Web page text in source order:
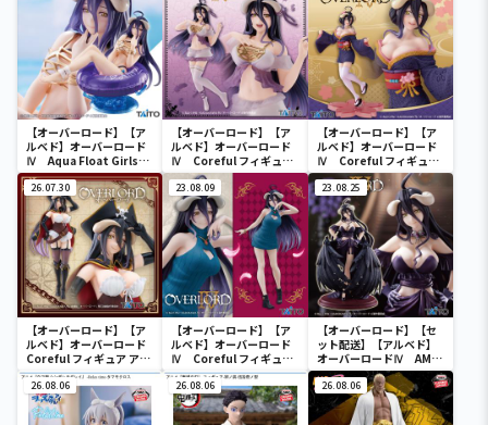
【オーバーロード】【ア
ルベド】オーバーロード
Ⅳ Aqua Float Girlsフ
ィギュア アルベド
【オーバーロード】【ア
ルベド】オーバーロード
Ⅳ Coreful フィギュ
ア アルベド～ナイトウ
ェアver.～
【オーバーロード】【ア
ルベド】オーバーロード
Ⅳ Coreful フィギュ
ア アルベド～桜和装
ver.～
26.07.30
【オーバーロード】【ア
ルベド】オーバーロード
Coreful フィギュア アル
ベド～海賊ver.～
23.08.09
【オーバーロード】【ア
ルベド】オーバーロード
Ⅳ Coreful フィギュ
ア アルベド～ニットワ
ンピースver.～Renewal
23.08.25
【オーバーロード】【セ
ット配送】【アルベド】
オーバーロードⅣ AMP
＋ アルベド フィギュア～
黒ドレス ver.～
26.08.06 26.08.06 26.08.06